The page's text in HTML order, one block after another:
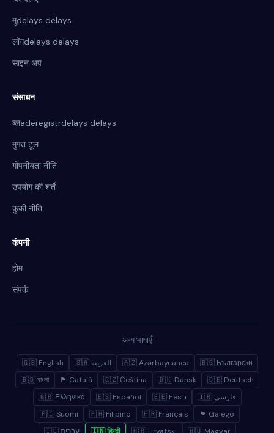
मूdelays delays
लॉगdelays delays
साइन अप
संसाधन
ब्लaderegistrdelays delays
मुफ्त टूल
गोपनीयता नीति
उपयोग की शर्तें
कुकी नीति
कंपनी
होम
संपर्क
अन्य भाषाएँ
🇬🇧 English 🇸🇦 العربية 🇦🇿 Azərbaycanca
🇧🇬 Български
🇧🇩 বাংলা
🏴 Català 🇨🇿 Čeština 🇩🇰 Dansk
🇩🇪 Deutsch
🇬🇷 Ελληνικά
🇪🇸 Español 🇪🇪 Eesti
🇮🇷 فارسی
🇫🇮 Suomi
🇵🇭 Filipino 🇫🇷 Français
🏴 Galego